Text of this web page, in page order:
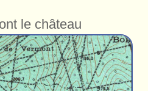
le château